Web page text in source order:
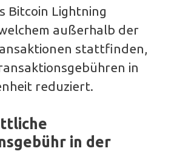
Bitcoin Lightning
außerhalb der
stattfinden,
in
reduziert.
in der